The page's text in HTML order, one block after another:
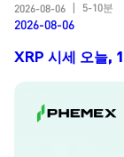
2026-08-06
5-10분
2026-08-06
XRP 시세 오늘,